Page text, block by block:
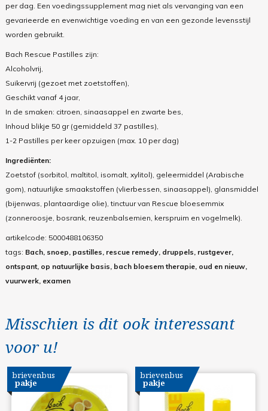
per dag. Een voedingssupplement mag niet als vervanging van een
gevarieerde en evenwichtige voeding en van een gezonde levensstijl
worden gebruikt.
Bach Rescue Pastilles zijn:
Alcoholvrij,
Suikervrij (gezoet met zoetstoffen),
Geschikt vanaf 4 jaar,
In de smaken: citroen, sinaasappel en zwarte bes,
Inhoud blikje 50 gr (gemiddeld 37 pastilles),
1-2 Pastilles per keer opzuigen (max. 10 per dag)
Ingrediënten:
Zoetstof (sorbitol, maltitol, isomalt, xylitol), geleermiddel (Arabische
gom), natuurlijke smaakstoffen (vlierbessen, sinaasappel), glansmiddel
(bijenwas, plantaardige olie), tinctuur van Rescue bloesemmix
(zonneroosje, bosrank, reuzenbalsemien, kerspruim en vogelmelk).
artikelcode: 5000488106350
tags: Bach, snoep, pastilles, rescue remedy, druppels, rustgever,
ontspant, op natuurlijke basis, bach bloesem therapie, oud en nieuw,
vuurwerk, examen
Misschien is dit ook interessant
voor u!
brievenbus
pakje
brievenbus
pakje